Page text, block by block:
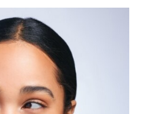
INGRESAR
CONFIGURACIÓN DE LA CUENTA